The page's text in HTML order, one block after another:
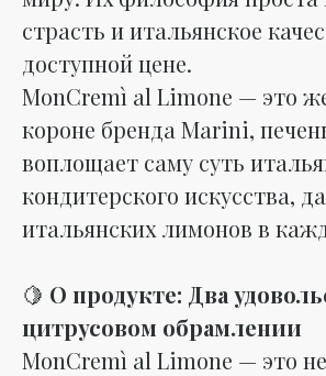
страсть и итальянское
доступной цене.
MonCremì al Limone — это
короне бренда Marini,
воплощает саму суть
кондитерского искусства,
итальянских лимонов в
🍋 О продукте: Два
цитрусовом обрамлении
MonCremì al Limone — это